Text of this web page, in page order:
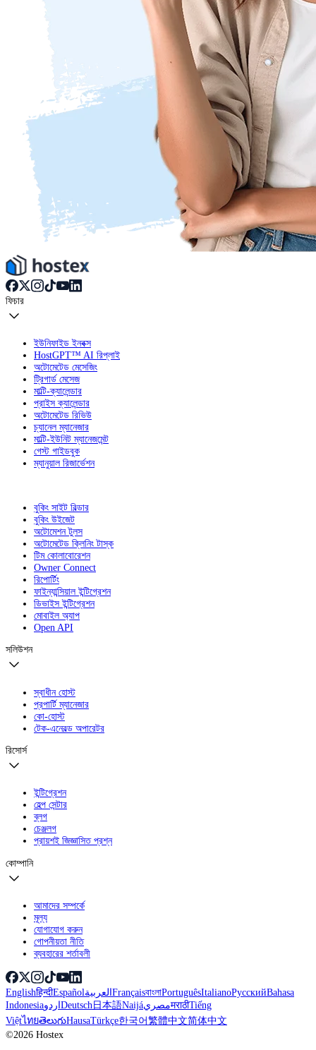
ফিচার
ইউনিফাইড ইনবক্স
HostGPT™ AI রিপ্লাই
অটোমেটেড মেসেজিং
ট্রিগার্ড মেসেজ
মাল্টি-ক্যালেন্ডার
প্রাইস ক্যালেন্ডার
অটোমেটেড রিভিউ
চ্যানেল ম্যানেজার
মাল্টি-ইউনিট ম্যানেজমেন্ট
গেস্ট গাইডবুক
ম্যানুয়াল রিজার্ভেশন
বুকিং সাইট বিল্ডার
বুকিং উইজেট
অটোমেশন টুলস
অটোমেটেড ক্লিনিং টাস্ক
টিম কোলাবোরেশন
Owner Connect
রিপোর্টিং
ফাইন্যান্সিয়াল ইন্টিগ্রেশন
ডিভাইস ইন্টিগ্রেশন
মোবাইল অ্যাপ
Open API
সলিউশন
স্বাধীন হোস্ট
প্রপার্টি ম্যানেজার
কো-হোস্ট
টেক-এনেবল্ড অপারেটর
রিসোর্স
ইন্টিগ্রেশন
হেল্প সেন্টার
ব্লগ
চেঞ্জলগ
প্রায়শই জিজ্ঞাসিত প্রশ্ন
কোম্পানি
আমাদের সম্পর্কে
মূল্য
যোগাযোগ করুন
গোপনীয়তা নীতি
ব্যবহারের শর্তাবলী
Englishहिन्दीEspañolالعربيةFrançaisবাংলাPortuguêsItalianoРусскийBahasa
IndonesiaاردوDeutsch日本語NaijáمصريमराठीTiếng
ViệtไทยతెలుగుHausaTürkçe한국어繁體中文简体中文
©2026 Hostex